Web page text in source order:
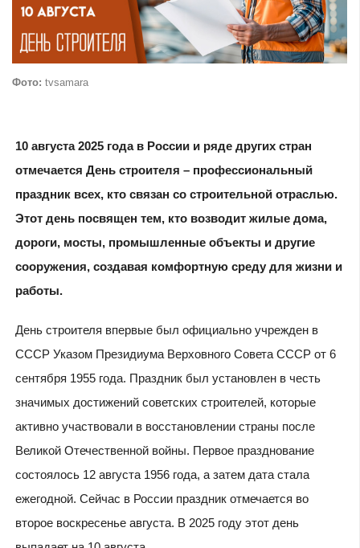
Фото: tvsamara
10 августа 2025 года в России и ряде других стран
отмечается День строителя – профессиональный
праздник всех, кто связан со строительной отраслью.
Этот день посвящен тем, кто возводит жилые дома,
дороги, мосты, промышленные объекты и другие
сооружения, создавая комфортную среду для жизни и
работы.
День строителя впервые был официально учрежден в
СССР Указом Президиума Верховного Совета СССР от 6
сентября 1955 года. Праздник был установлен в честь
значимых достижений советских строителей, которые
активно участвовали в восстановлении страны после
Великой Отечественной войны. Первое празднование
состоялось 12 августа 1956 года, а затем дата стала
ежегодной. Сейчас в России праздник отмечается во
второе воскресенье августа. В 2025 году этот день